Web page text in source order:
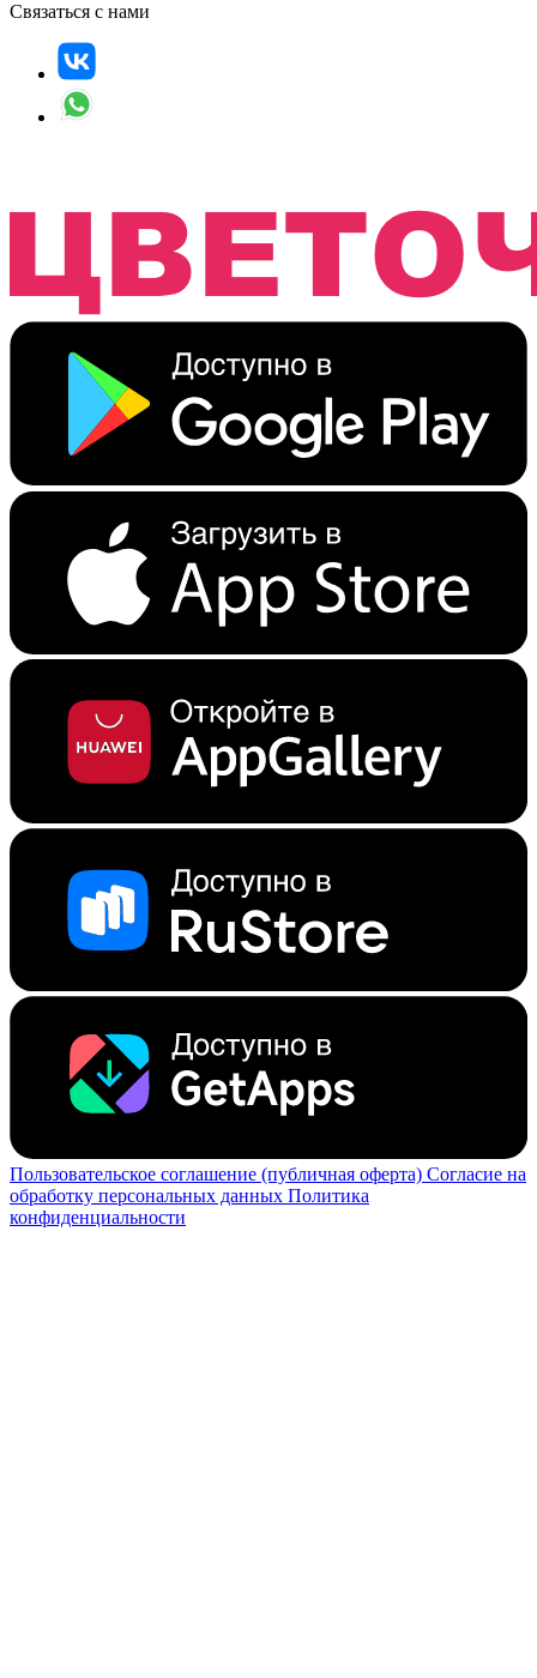
Связаться с нами
Пользовательское соглашение (публичная оферта) Согласие на
обработку персональных данных Политика
конфиденциальности